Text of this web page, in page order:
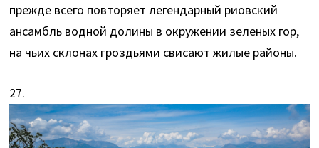
прежде всего повторяет легендарный риовский
ансамбль водной долины в окружении зеленых гор,
на чьих склонах гроздьями свисают жилые районы.
27.